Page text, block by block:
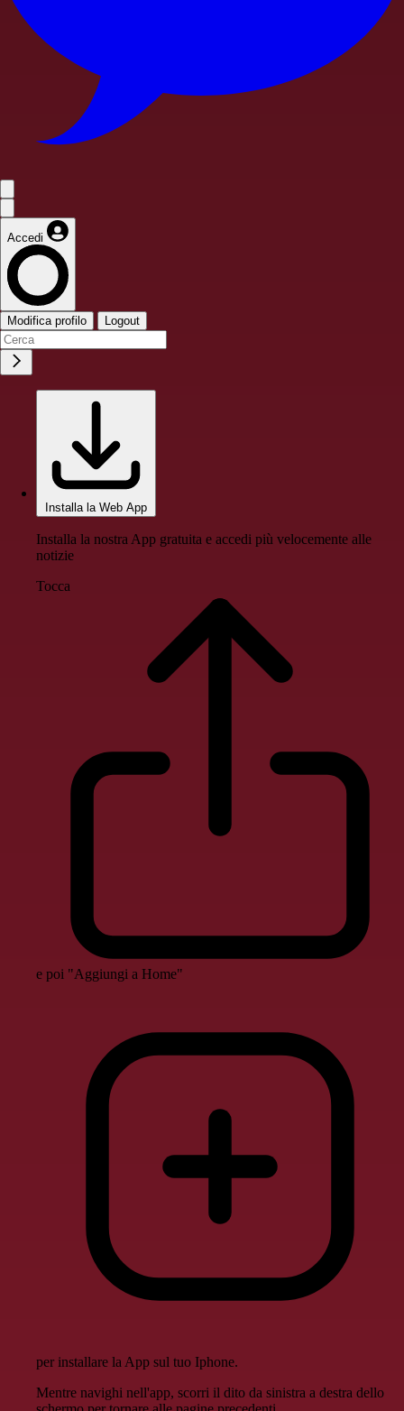
Accedi
Modifica profilo Logout
Installa la Web App
Installa la nostra App gratuita e accedi più velocemente alle
notizie
Tocca
e poi "Aggiungi a Home"
per installare la App sul tuo Iphone.
Mentre navighi nell'app, scorri il dito da sinistra a destra dello